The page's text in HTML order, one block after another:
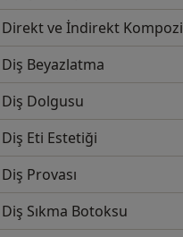
Direkt ve İndirekt
Diş Beyazlatma
Diş Dolgusu
Diş Eti Estetiği
Diş Provası
Diş Sıkma Botoksu